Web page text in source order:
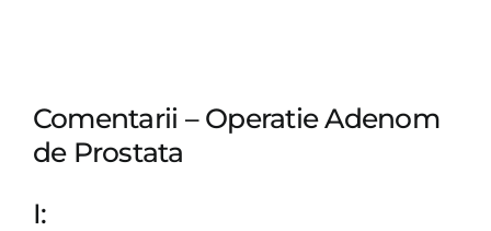
Comentarii – Operatie Adenom
de Prostata
I: